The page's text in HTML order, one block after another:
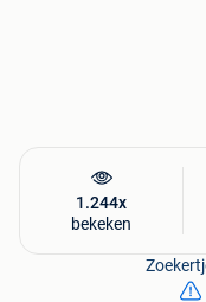
1.244x
bekeken